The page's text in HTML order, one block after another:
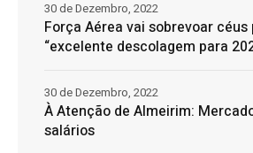
Força Aérea vai sobrevoar
“excelente descolagem para
30 de Dezembro, 2022
À Atenção de Almeirim:
salários
30 de Dezembro, 2022